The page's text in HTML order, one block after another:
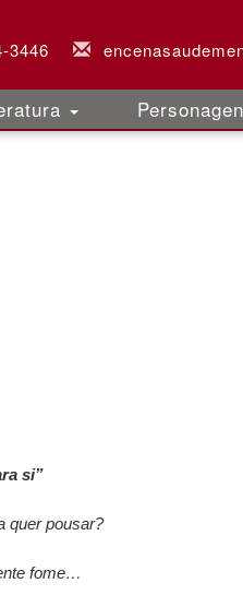
3446
si”
quer pousar?
fome…